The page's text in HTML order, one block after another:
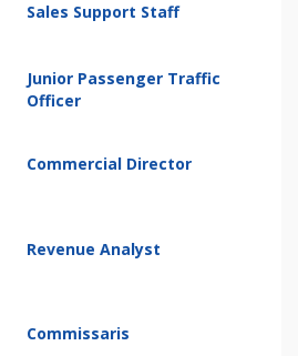
Sales Support Staff
Junior Passenger Traffic
Officer
Commercial Director
Revenue Analyst
Commissaris